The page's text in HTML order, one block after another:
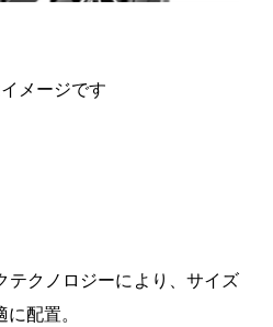
メージです
テクノロジーにより、サイズ
配置。